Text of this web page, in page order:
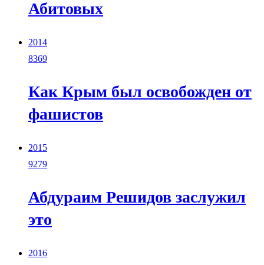
Абитовых
2014
8369
Как Крым был освобожден от
фашистов
2015
9279
Абдураим Решидов заслужил
это
2016